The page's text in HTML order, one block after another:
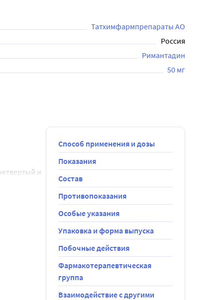
Татхимфармпрепараты АО
Россия
Римантадин
50 мг
и
Курс
дней в
Способ применения и дозы
Показания
Состав
Противопоказания
Особые указания
Упаковка и форма выпуска
Побочные действия
Фармакотерапевтическая
группа
Взаимодействие с другими